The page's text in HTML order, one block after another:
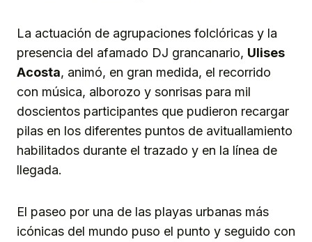
La actuación de agrupaciones folclóricas y la
presencia del afamado DJ grancanario, Ulises
Acosta, animó, en gran medida, el recorrido
con música, alborozo y sonrisas para mil
doscientos participantes que pudieron recargar
pilas en los diferentes puntos de avituallamiento
habilitados durante el trazado y en la línea de
llegada.
El paseo por una de las playas urbanas más
icónicas del mundo puso el punto y seguido con